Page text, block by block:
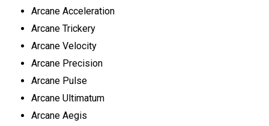
Arcane Acceleration
Arcane Trickery
Arcane Velocity
Arcane Precision
Arcane Pulse
Arcane Ultimatum
Arcane Aegis